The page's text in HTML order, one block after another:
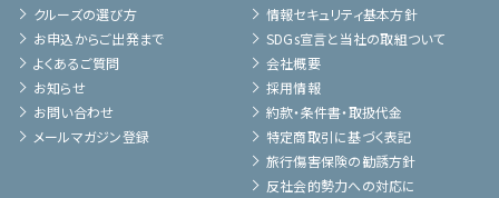
クルーズの選び方
お申込からご出発まで
よくあるご質問
お知らせ
お問い合わせ
メールマガジン登録
情報セキュリティ基本方針
SDGs宣言と当社の取組ついて
会社概要
採用情報
約款・条件書・取扱代金
特定商取引に基づく表記
旅行傷害保険の勧誘方針
反社会的勢力への対応に